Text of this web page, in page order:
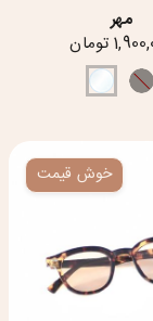
مهر
تومان
خوش قیمت